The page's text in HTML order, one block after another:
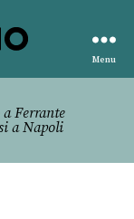
Menu
Ferrante
a Napoli